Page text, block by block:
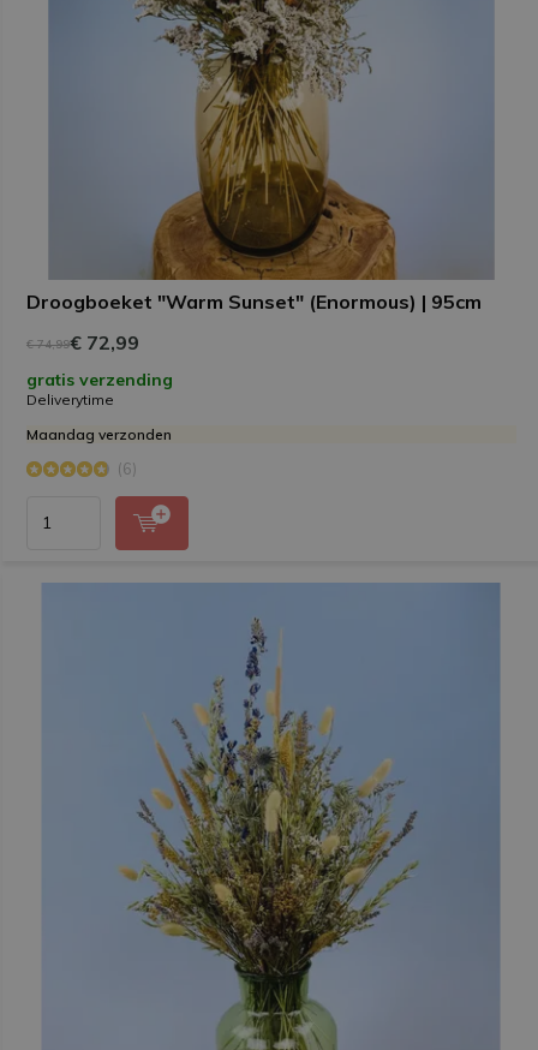
Droogboeket "Warm Sunset" (Enormous) | 95cm
€ 74,99€ 72,99
gratis verzending
Deliverytime
Maandag verzonden
(6)